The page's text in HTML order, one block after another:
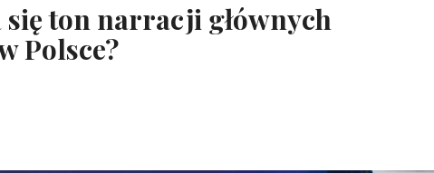
ton narracji głównych
Polsce?